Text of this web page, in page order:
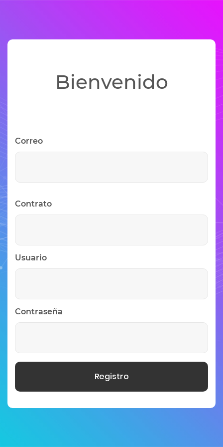
Bienvenido
Correo
Contrato
Usuario
Contraseña
Registro